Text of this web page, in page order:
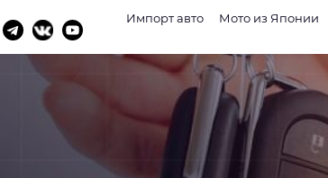
Импорт авто Мото из Японии